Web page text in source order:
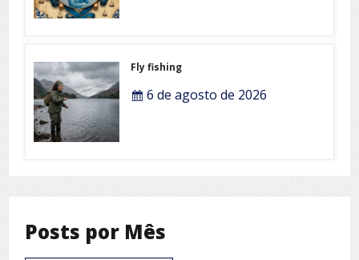
Fly fishing
6 de agosto de 2026
Posts por Mês